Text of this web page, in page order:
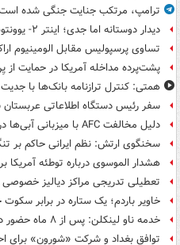
ترامپ، مرتکب جنایت جنگی شده
دیدار دوستانه اما جدی؛ اینتر ۲- یوونتوس ۱ +فیلم
تساوی پرسپولیس مقابل الومینیوم
پشت‌پرده مداخله آمریکا در حمایت از
همتی: کنترل ترازنامه بانک‌ها با
سفر رئیس دستگاه اطلاعاتی عربستان
دلیل مخالفت AFC با میزبانی آبی‌ها در عراق
سخنگوی ارتش: نظم ایرانی حاکم بر
هشدار الموسوی درباره توطئه
تعطیلی تدریجی مراکز دیالیز
خاویر باردم؛ یک ستاره در برابر
خدمه ناو لینکلن: پس از ۸ ماه حضور در دریا خسته و درمانده‌ شدیم
توافق بغداد و شرکت «شورون» برای